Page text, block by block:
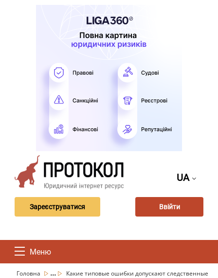
UA
Зареєструватися Ввійти
Меню
Головна ...
Какие типовые ошибки допускают следственные